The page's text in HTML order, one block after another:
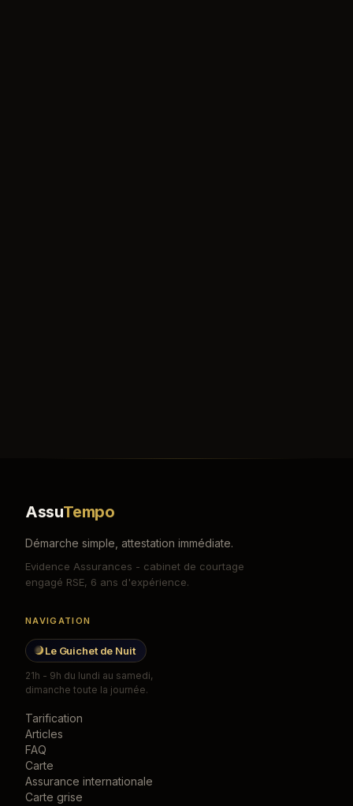
AssuTempo
Démarche simple, attestation immédiate.
Evidence Assurances - cabinet de courtage
engagé RSE, 6 ans d'expérience.
NAVIGATION
Le Guichet de Nuit
21h - 9h du lundi au samedi,
dimanche toute la journée.
Tarification
Articles
FAQ
Carte
Assurance internationale
Carte grise